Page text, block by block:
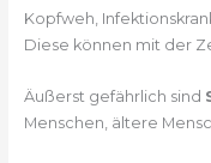
Kopfweh,
Diese können mit der
Äußerst gefährlich sind
Menschen, ältere